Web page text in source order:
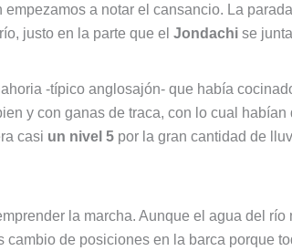
a notar el cansancio. La
justo en la parte que el Jondachi se
-típico anglosajón- que había
y con ganas de traca, con lo cual
casi un nivel 5 por la gran cantidad de
la marcha. Aunque el agua del río
de posiciones en la barca porque